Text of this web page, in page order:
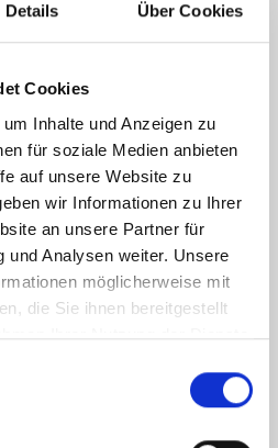
Details Über Cookies
Cookies
Inhalte und Anzeigen zu
für soziale Medien anbieten
auf unsere Website zu
wir Informationen zu Ihrer
an unsere Partner für
und Analysen weiter. Unsere
möglicherweise mit
die Sie ihnen bereitgestellt
Ihrer Nutzung der Dienste
(m²*a)